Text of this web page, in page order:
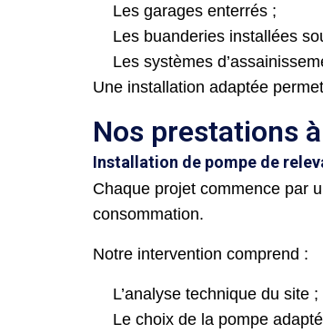
Les garages enterrés ;
Les buanderies installées
Les systèmes
Une installation adaptée
Nos prestations
Installation de pompe de
Chaque projet commence par
consommation.
Notre intervention comprend :
L’analyse technique du site ;
Le choix de la pompe